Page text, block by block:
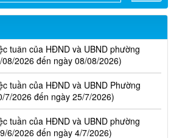
tuần của HĐND và UBND phường
2026 đến ngày 08/08/2026)
tuần của HĐND và UBND Phường
7/2026 đến ngày 25/7/2026)
tuần của HĐND và UBND phường
6/2026 đến ngày 4/7/2026)